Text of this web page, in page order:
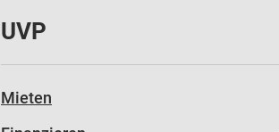
UVP
Mieten